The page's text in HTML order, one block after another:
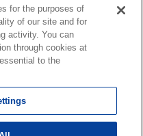
を含みます）の際には、内容
より十分な説明を受け、ご自
の他不動産業務ソリューシ
合せはこちら
for the purposes of
of our site and for
activity. You can
through cookies at
to the